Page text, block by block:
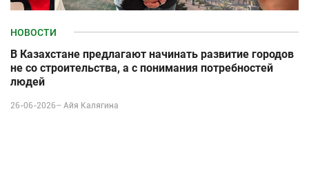
НОВОСТИ
В Казахстане предлагают начинать развитие городов
не со строительства, а с понимания потребностей
людей
26-06-2026– Айя Калягина